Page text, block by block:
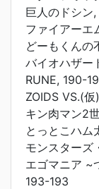
巨人のドシン
ファイアーエ
どーもくんの
バイオハザー
RUNE, 190-
ZOIDS VS.(仮
キン肉マン2
とっとこハム
モンスターズ
エゴマニア ~
193-193